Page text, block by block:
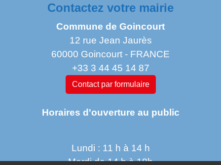
Contactez votre mairie
Commune de Goincourt
12 rue Jean Jaurès
60000 Goincourt - FRANCE
+33 3 44 45 14 87
Contact par formulaire
Horaires d'ouverture au public
Lundi : 11 h à 14 h
Mardi de 14 h à 18h